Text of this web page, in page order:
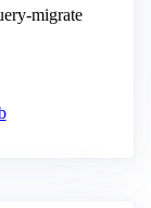
migrate